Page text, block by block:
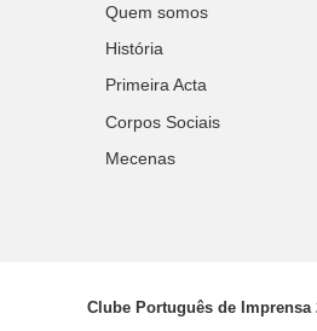
Quem somos
História
Primeira Acta
Corpos Sociais
Mecenas
Clube Português de Imprensa